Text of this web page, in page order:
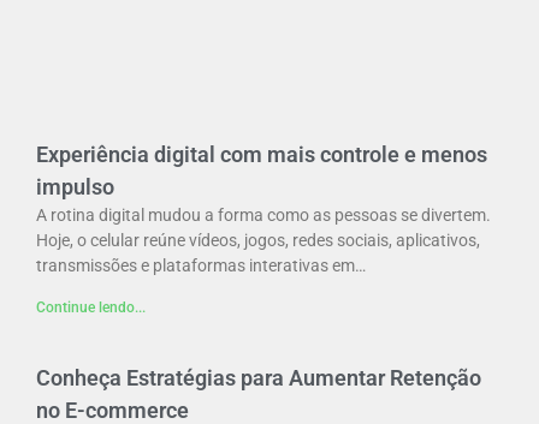
Experiência digital com mais controle e menos
impulso
A rotina digital mudou a forma como as pessoas se divertem.
Hoje, o celular reúne vídeos, jogos, redes sociais, aplicativos,
transmissões e plataformas interativas em…
Continue lendo...
Conheça Estratégias para Aumentar Retenção
no E-commerce